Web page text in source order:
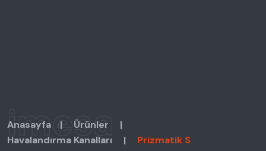
imesa
Anasayfa | Ürünler
|
Havalandırma Kanalları
| Prizmatik S